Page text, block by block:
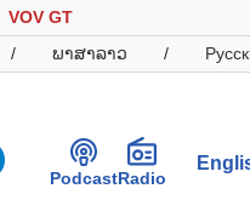
VOV GT
/ ພາສາລາວ /
PodcastRadio